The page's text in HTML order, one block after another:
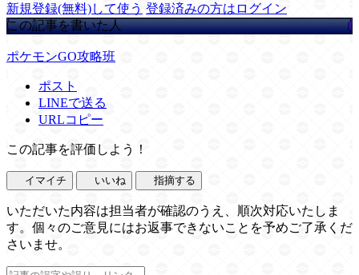
新規登録(無料)して使う 登録済みの方はログイン
この記事を書いた人
ポケモンGO攻略班
ポスト
LINEで送る
URLコピー
この記事を評価しよう！
イマイチ いいね 指摘する
いただいた内容は担当者が確認のうえ、順次対応いたしま
す。個々のご意見にはお返事できないことを予めご了承くだ
さいませ。